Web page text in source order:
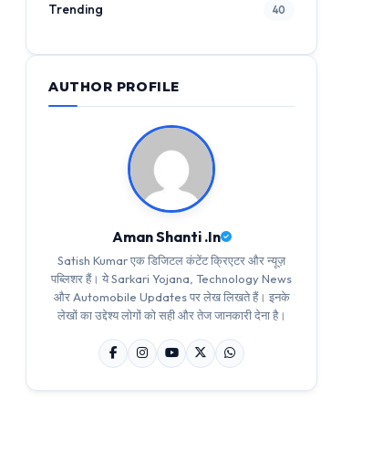
Trending 40
AUTHOR PROFILE
Aman Shanti .In
Satish Kumar एक डिजिटल कंटेंट क्रिएटर और न्यूज़
पब्लिशर हैं। ये Sarkari Yojana, Technology News
और Automobile Updates पर लेख लिखते हैं। इनके
लेखों का उद्देश्य लोगों को सही और तेज जानकारी देना है।